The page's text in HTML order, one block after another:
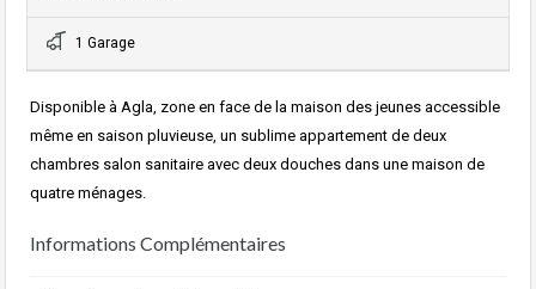
1 Garage
Disponible à Agla, zone en face de la maison des jeunes accessible
même en saison pluvieuse, un sublime appartement de deux
chambres salon sanitaire avec deux douches dans une maison de
quatre ménages.
Informations Complémentaires